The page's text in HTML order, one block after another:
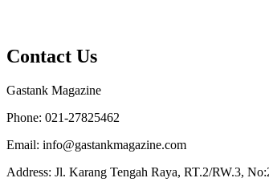
Contact Us
Gastank Magazine
Phone: 021-27825462
Email: info@gastankmagazine.com
Address: Jl. Karang Tengah Raya, RT.2/RW.3,